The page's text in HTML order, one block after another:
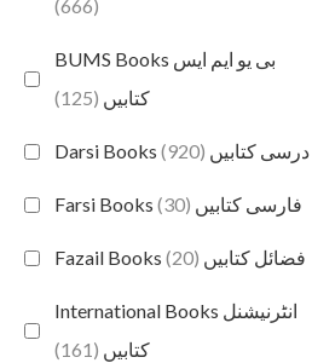
(666)
BUMS Books بی یو ایم ایس
کتابیں (125)
Darsi Books درسی کتابیں (920)
Farsi Books فارسی کتابیں (30)
Fazail Books فضائل کتابیں (20)
International Books انٹرنیشنل
کتابیں (161)